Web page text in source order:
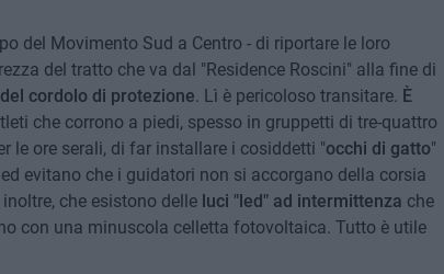
del Movimento Sud a Centro - di riportare le loro
del tratto che va dal "Residence Roscini" alla fine di
cordolo di protezione. Lì è pericoloso transitare. È
che corrono a piedi, spesso in gruppetti di tre-quattro
le ore serali, di far installare i cosiddetti "occhi di gatto"
evitano che i guidatori non si accorgano della corsia
che esistono delle luci "led" ad intermittenza che
con una minuscola celletta fotovoltaica. Tutto è utile